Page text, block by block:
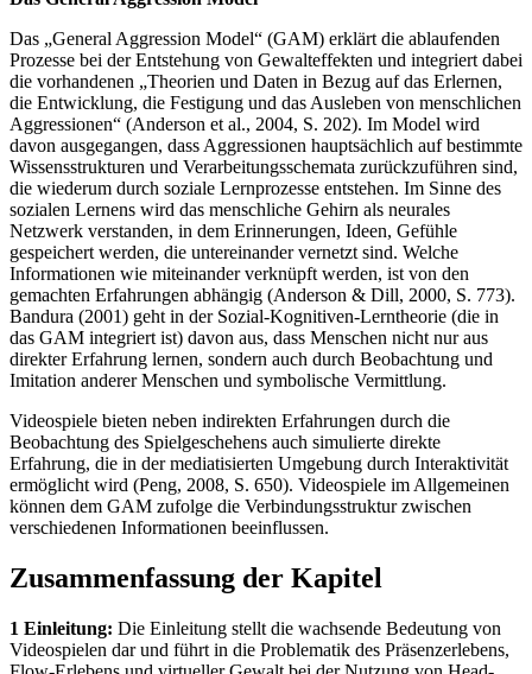
Das „General Aggression Model“ (GAM) erklärt die ablaufenden
Prozesse bei der Entstehung von Gewalteffekten und integriert dabei
die vorhandenen „Theorien und Daten in Bezug auf das Erlernen,
die Entwicklung, die Festigung und das Ausleben von menschlichen
Aggressionen“ (Anderson et al., 2004, S. 202). Im Model wird
davon ausgegangen, dass Aggressionen hauptsächlich auf bestimmte
Wissensstrukturen und Verarbeitungsschemata zurückzuführen sind,
die wiederum durch soziale Lernprozesse entstehen. Im Sinne des
sozialen Lernens wird das menschliche Gehirn als neurales
Netzwerk verstanden, in dem Erinnerungen, Ideen, Gefühle
gespeichert werden, die untereinander vernetzt sind. Welche
Informationen wie miteinander verknüpft werden, ist von den
gemachten Erfahrungen abhängig (Anderson & Dill, 2000, S. 773).
Bandura (2001) geht in der Sozial-Kognitiven-Lerntheorie (die in
das GAM integriert ist) davon aus, dass Menschen nicht nur aus
direkter Erfahrung lernen, sondern auch durch Beobachtung und
Imitation anderer Menschen und symbolische Vermittlung.
Videospiele bieten neben indirekten Erfahrungen durch die
Beobachtung des Spielgeschehens auch simulierte direkte
Erfahrung, die in der mediatisierten Umgebung durch Interaktivität
ermöglicht wird (Peng, 2008, S. 650). Videospiele im Allgemeinen
können dem GAM zufolge die Verbindungsstruktur zwischen
verschiedenen Informationen beeinflussen.
Zusammenfassung der Kapitel
1 Einleitung: Die Einleitung stellt die wachsende Bedeutung von
Videospielen dar und führt in die Problematik des Präsenzerlebens,